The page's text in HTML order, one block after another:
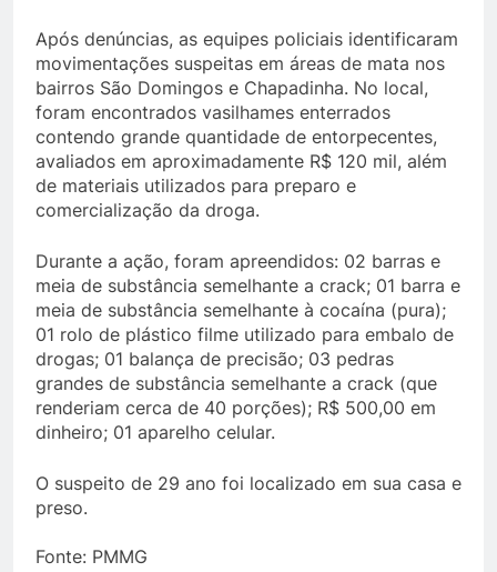
Após denúncias, as equipes policiais identificaram
movimentações suspeitas em áreas de mata nos
bairros São Domingos e Chapadinha. No local,
foram encontrados vasilhames enterrados
contendo grande quantidade de entorpecentes,
avaliados em aproximadamente R$ 120 mil, além
de materiais utilizados para preparo e
comercialização da droga.
Durante a ação, foram apreendidos: 02 barras e
meia de substância semelhante a crack; 01 barra e
meia de substância semelhante à cocaína (pura);
01 rolo de plástico filme utilizado para embalo de
drogas; 01 balança de precisão; 03 pedras
grandes de substância semelhante a crack (que
renderiam cerca de 40 porções); R$ 500,00 em
dinheiro; 01 aparelho celular.
O suspeito de 29 ano foi localizado em sua casa e
preso.
Fonte: PMMG